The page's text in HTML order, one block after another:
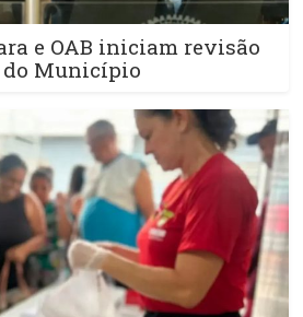
e OAB iniciam revisão
do Município